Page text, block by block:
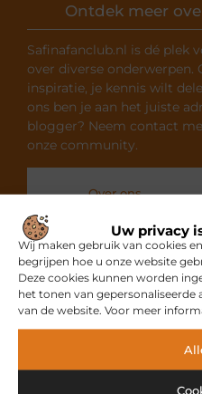
Uw privacy
Wij maken gebruik van cookies
begrijpen hoe u onze website
Deze cookies kunnen worden
het tonen van
van de website. Voor meer
Ontdek meer
Safinafanclub.nl is dé plek
over diverse onderwerpen.
inspiratie, je kennis wilt
ons ben je aan het juiste
blogger? Neem contact
onze community.
Over ons
mogelijk